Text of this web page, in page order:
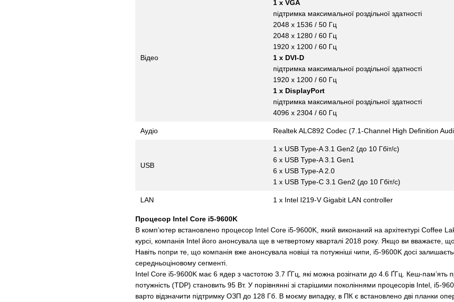
Відео
1 x VGA
підтримка максимальної роздільної здатності
2048 x 1536 / 50 Гц
2048 x 1280 / 60 Гц
1920 x 1200 / 60 Гц
1 x DVI-D
підтримка максимальної роздільної здатності
1920 x 1200 / 60 Гц
1 x DisplayPort
підтримка максимальної роздільної здатності
4096 x 2304 / 60 Гц
Аудіо Realtek ALC892 Codec (7.1-Channel High Definition
USB
1 х USB Type-A 3.1 Gen2 (до 10 Гбіт/с)
6 х USB Type-A 3.1 Gen1
6 х USB Type-A 2.0
1 х USB Type-C 3.1 Gen2 (до 10 Гбіт/с)
LAN 1 x Intel I219-V Gigabit LAN controller
Процесор Intel Core i5-9600K
В комп’ютер встановлено процесор Intel Core i5-9600K, який виконаний на архітектурі Coffee
курсі, компанія Intel його анонсувала ще в четвертому кварталі 2018 року. Якщо ви вважаєте,
Навіть попри те, що компанія вже анонсувала новіші та потужніші чипи, i5-9600K досі
середньоціновому сегменті.
Intel Core i5-9600K має 6 ядер з частотою 3.7 ҐГц, які можна розігнати до 4.6 ҐГц. Кеш-пам’ять
потужність (TDP) становить 95 Вт. У порівнянні зі старішими поколіннями процесорів Intel,
варто відзначити підтримку ОЗП до 128 Гб. В моєму випадку, в ПК є встановлено дві планки